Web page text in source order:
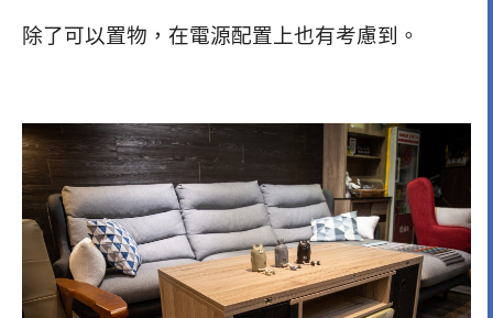
除了可以置物，在電源配置上也有考慮到。